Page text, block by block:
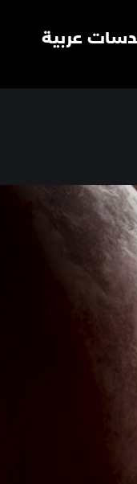
عربية